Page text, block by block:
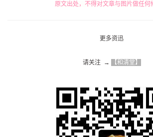
原文出处，不得对文章与图片做任何
更多资迅
请关注  → 【和清堂】